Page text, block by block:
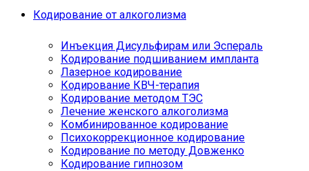
Кодирование от алкоголизма
Инъекция Дисульфирам или Эспераль
Кодирование подшиванием импланта
Лазерное кодирование
Кодирование КВЧ-терапия
Кодирование методом ТЭС
Лечение женского алкоголизма
Комбинированное кодирование
Психокоррекционное кодирование
Кодирование по методу Довженко
Кодирование гипнозом